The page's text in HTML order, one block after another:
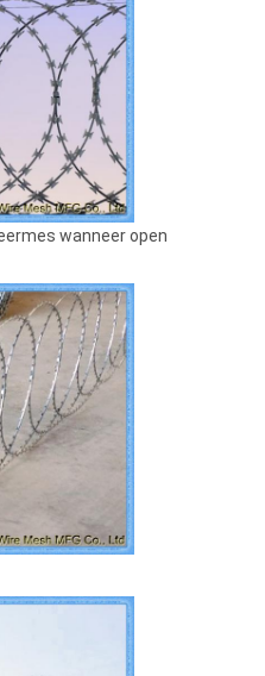
wanneer open